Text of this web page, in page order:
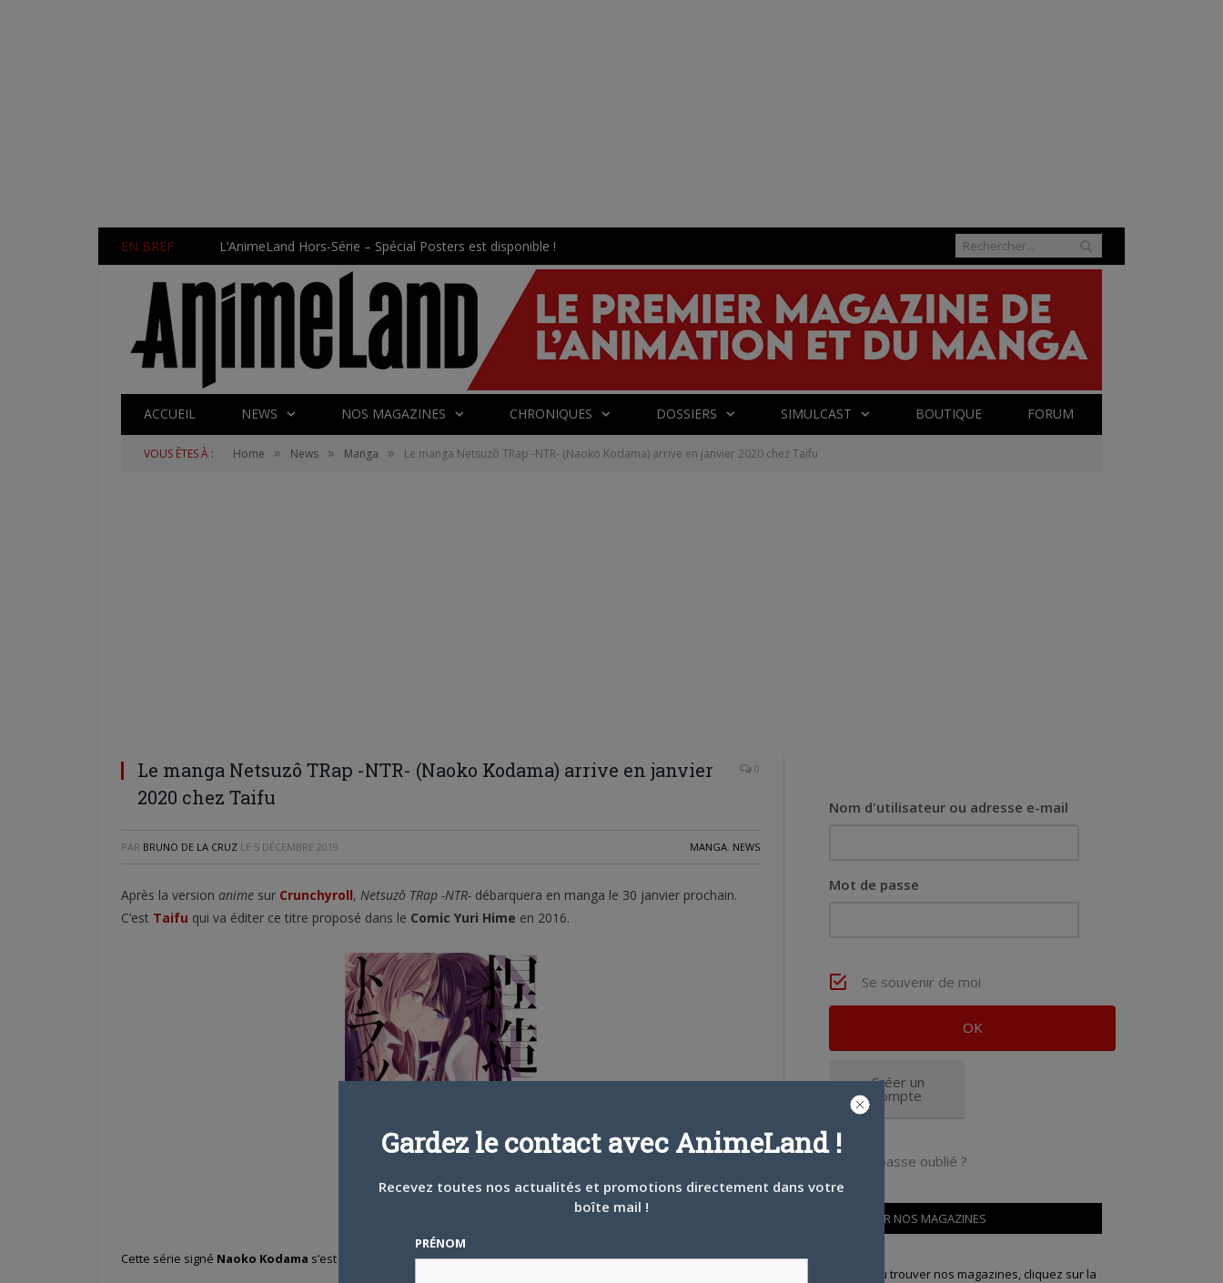
EN BREF L’AnimeLand Hors-Série – Spécial Posters est disponible !
ACCUEIL NEWS NOS MAGAZINES CHRONIQUES DOSSIERS SIMULCAST BOUTIQUE FORUM
VOUS ÊTES À : Home » News » Manga » Le manga Netsuzô TRap -NTR- (Naoko Kodama) arrive en janvier 2020 chez Taifu
Le manga Netsuzô TRap -NTR- (Naoko Kodama) arrive en janvier
2020 chez Taifu
0
PAR BRUNO DE LA CRUZ LE 5 DÉCEMBRE 2019 MANGA, NEWS
Après la version anime sur Crunchyroll, Netsuzô TRap -NTR- débarquera en manga le 30 janvier prochain.
C’est Taifu qui va éditer ce titre proposé dans le Comic Yuri Hime en 2016.
Cette série signé Naoko Kodama s’est conclue en 6 volumes. L’éditeur a partagé quelques planches, en attendant.
Nom d'utilisateur ou adresse e-mail
Mot de passe
Se souvenir de moi
Créer un
compte
Mot de passe oublié ?
OÙ TROUVER NOS MAGAZINES
Pour savoir où trouver nos magazines, cliquez sur la
Gardez le contact avec AnimeLand !
Recevez toutes nos actualités et promotions directement dans votre
boîte mail !
PRÉNOM